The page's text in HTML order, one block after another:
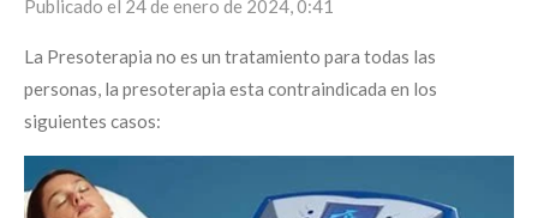
Publicado el 24 de enero de 2024, 0:41
La Presoterapia no es un tratamiento para todas las
personas, la presoterapia esta contraindicada en los
siguientes casos: